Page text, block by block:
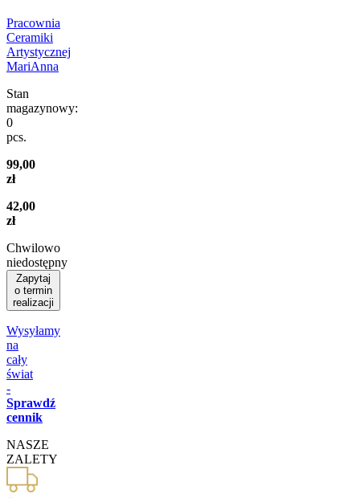
Pracownia
Ceramiki
Artystycznej
MariAnna
Stan
magazynowy:
0
pcs.
99,00
zł
42,00
zł
Chwilowo
niedostępny
Zapytaj
o termin
realizacji
Wysyłamy
na
cały
świat
-
Sprawdź
cennik
NASZE
ZALETY